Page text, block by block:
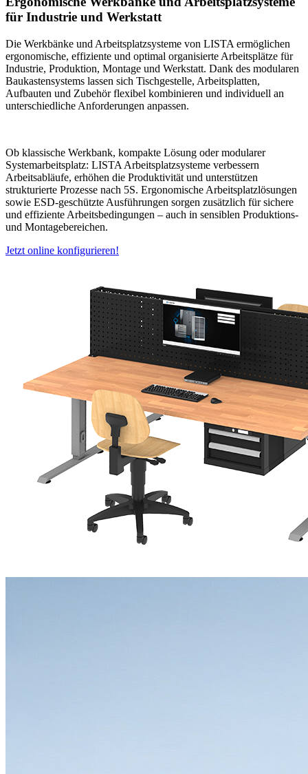
für Industrie und Werkstatt
Die Werkbänke und Arbeitsplatzsysteme von LISTA ermöglichen
ergonomische, effiziente und optimal organisierte Arbeitsplätze für
Industrie, Produktion, Montage und Werkstatt. Dank des modularen
Baukastensystems lassen sich Tischgestelle, Arbeitsplatten,
Aufbauten und Zubehör flexibel kombinieren und individuell an
unterschiedliche Anforderungen anpassen.
Ob klassische Werkbank, kompakte Lösung oder modularer
Systemarbeitsplatz: LISTA Arbeitsplatzsysteme verbessern
Arbeitsabläufe, erhöhen die Produktivität und unterstützen
strukturierte Prozesse nach 5S. Ergonomische Arbeitsplatzlösungen
sowie ESD-geschützte Ausführungen sorgen zusätzlich für sichere
und effiziente Arbeitsbedingungen – auch in sensiblen Produktions-
und Montagebereichen.
Jetzt online konfigurieren!